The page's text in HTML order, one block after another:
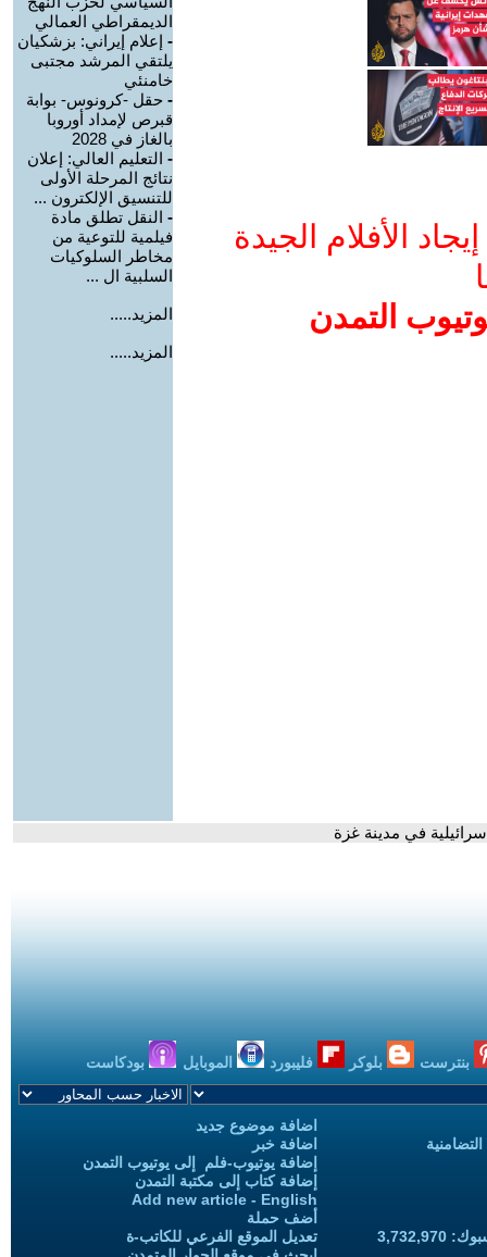
الأفلام الجيدة
التمدن
الديمقراطي العمالي
- إعلام إيراني: بزشكيان
يلتقي المرشد مجتبى
خامنئي
- حقل -كرونوس- بوابة
قبرص لإمداد أوروبا
بالغاز في 2028
- التعليم العالي: إعلان
نتائج المرحلة الأولى
للتنسيق الإلكترون ...
- النقل تطلق مادة
فيلمية للتوعية من
مخاطر السلوكيات
السلبية ال ...
المزيد.....
المزيد.....
في مدينة غزة
بنترست بلوكر فليبورد الموبايل بودكاست
اضافة موضوع جديد
اضافة خبر
إضافة يوتيوب-فلم إلى يوتيوب التمدن
إضافة كتاب إلى مكتبة التمدن
Add new article - English
أضف حملة
تعديل الموقع الفرعي للكاتب-ة